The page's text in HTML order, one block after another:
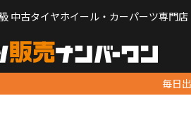
中古タイヤホイール・カーパーツ専門店
毎日